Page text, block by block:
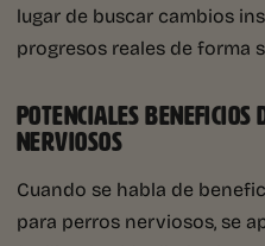
lugar de buscar cambios
progresos reales de forma
POTENCIALES BENEFICIOS
NERVIOSOS
Cuando se habla de
para perros nerviosos, se